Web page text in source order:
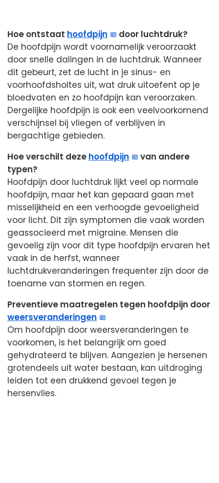
Hoe ontstaat hoofdpijn
door luchtdruk?
De hoofdpijn wordt voornamelijk veroorzaakt
door snelle dalingen in de luchtdruk. Wanneer
dit gebeurt, zet de lucht in je sinus- en
voorhoofdsholtes uit, wat druk uitoefent op je
bloedvaten en zo hoofdpijn kan veroorzaken.
Dergelijke hoofdpijn is ook een veelvoorkomend
verschijnsel bij vliegen of verblijven in
bergachtige gebieden.
Hoe verschilt deze hoofdpijn
van andere
typen?
Hoofdpijn door luchtdruk lijkt veel op normale
hoofdpijn, maar het kan gepaard gaan met
misselijkheid en een verhoogde gevoeligheid
voor licht. Dit zijn symptomen die vaak worden
geassocieerd met migraine. Mensen die
gevoelig zijn voor dit type hoofdpijn ervaren het
vaak in de herfst, wanneer
luchtdrukveranderingen frequenter zijn door de
toename van stormen en regen.
Preventieve maatregelen tegen hoofdpijn door
weersveranderingen
Om hoofdpijn door weersveranderingen te
voorkomen, is het belangrijk om goed
gehydrateerd te blijven. Aangezien je hersenen
grotendeels uit water bestaan, kan uitdroging
leiden tot een drukkend gevoel tegen je
hersenvlies.